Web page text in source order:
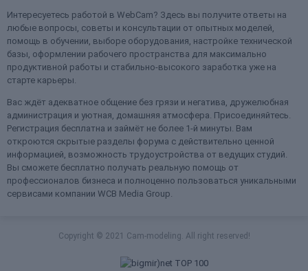
Интересуетесь работой в WebCam? Здесь вы получите ответы на
любые вопросы, советы и консультации от опытных моделей,
помощь в обучении, выборе оборудования, настройке технической
базы, оформлении рабочего пространства для максимально
продуктивной работы и стабильно-высокого заработка уже на
старте карьеры.
Вас ждёт адекватное общение без грязи и негатива, дружелюбная
администрация и уютная, домашняя атмосфера. Присоединяйтесь.
Регистрация бесплатна и займёт не более 1-й минуты. Вам
откроются скрытые разделы форума с действительно ценной
информацией, возможность трудоустройства от ведущих студий.
Вы сможете бесплатно получать реальную помощь от
профессионалов бизнеса и полноценно пользоваться уникальными
сервисами компании WCB Media Group.
Copyright © 2021 Cam-modeling. All right reserved!